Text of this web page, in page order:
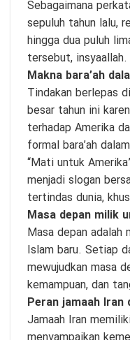
Sebagaimana
sepuluh tahun lalu,
hingga dua puluh
tersebut, insyaallah.
Makna bara’ah
Tindakan berlepas
besar tahun ini
terhadap Amerika
formal bara’ah
“Mati untuk
menjadi slogan
tertindas dunia,
Masa depan milik
Masa depan adalah
Islam baru. Setiap
mewujudkan masa
kemampuan, dan
Peran jamaah Iran
Jamaah Iran